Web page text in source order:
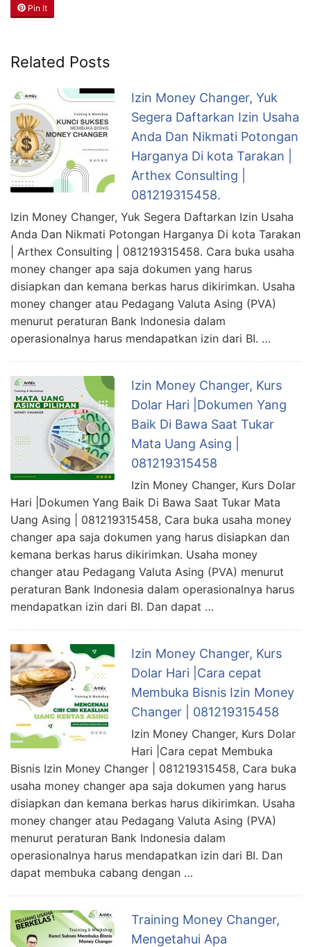
Pin It
Related Posts
Izin Money Changer, Yuk
Segera Daftarkan Izin Usaha
Anda Dan Nikmati Potongan
Harganya Di kota Tarakan |
Arthex Consulting |
081219315458.
Izin Money Changer, Yuk Segera Daftarkan Izin Usaha
Anda Dan Nikmati Potongan Harganya Di kota Tarakan
| Arthex Consulting | 081219315458. Cara buka usaha
money changer apa saja dokumen yang harus
disiapkan dan kemana berkas harus dikirimkan. Usaha
money changer atau Pedagang Valuta Asing (PVA)
menurut peraturan Bank Indonesia dalam
operasionalnya harus mendapatkan izin dari BI. …
Izin Money Changer, Kurs
Dolar Hari |Dokumen Yang
Baik Di Bawa Saat Tukar
Mata Uang Asing |
081219315458
Izin Money Changer, Kurs Dolar
Hari |Dokumen Yang Baik Di Bawa Saat Tukar Mata
Uang Asing | 081219315458, Cara buka usaha money
changer apa saja dokumen yang harus disiapkan dan
kemana berkas harus dikirimkan. Usaha money
changer atau Pedagang Valuta Asing (PVA) menurut
peraturan Bank Indonesia dalam operasionalnya harus
mendapatkan izin dari BI. Dan dapat …
Izin Money Changer, Kurs
Dolar Hari |Cara cepat
Membuka Bisnis Izin Money
Changer | 081219315458
Izin Money Changer, Kurs Dolar
Hari |Cara cepat Membuka
Bisnis Izin Money Changer | 081219315458, Cara buka
usaha money changer apa saja dokumen yang harus
disiapkan dan kemana berkas harus dikirimkan. Usaha
money changer atau Pedagang Valuta Asing (PVA)
menurut peraturan Bank Indonesia dalam
operasionalnya harus mendapatkan izin dari BI. Dan
dapat membuka cabang dengan …
Training Money Changer,
Mengetahui Apa